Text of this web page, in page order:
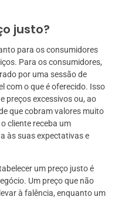
justo?
para os consumidores
Para os consumidores,
por uma sessão de
com o que é oferecido. Isso
preços excessivos ou, ao
que cobram valores muito
cliente receba um
às suas expectativas e
um preço justo é
Um preço que não
à falência, enquanto um